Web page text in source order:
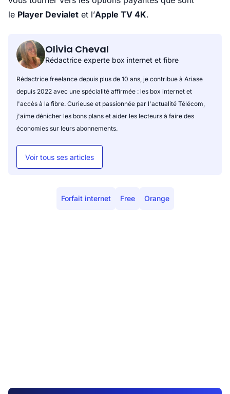
le Player Devialet et l’Apple TV 4K.
Olivia Cheval
Rédactrice experte box internet et fibre
Rédactrice freelance depuis plus de 10 ans, je contribue à Ariase
depuis 2022 avec une spécialité affirmée : les box internet et
l'accès à la fibre. Curieuse et passionnée par l'actualité Télécom,
j'aime dénicher les bons plans et aider les lecteurs à faire des
économies sur leurs abonnements.
Voir tous ses articles
Forfait internet Free Orange